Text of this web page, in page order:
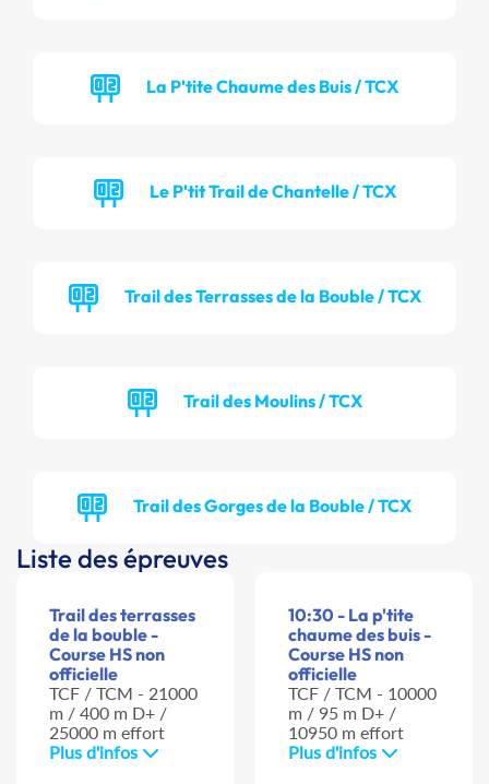
La P'tite Chaume des Buis / TCX
Le P'tit Trail de Chantelle / TCX
Trail des Terrasses de la Bouble / TCX
Trail des Moulins / TCX
Trail des Gorges de la Bouble / TCX
Liste des épreuves
Trail des terrasses
de la bouble -
Course HS non
officielle
TCF / TCM - 21000
m / 400 m D+ /
25000 m effort
Plus d'infos
10:30 - La p'tite
chaume des buis -
Course HS non
officielle
TCF / TCM - 10000
m / 95 m D+ /
10950 m effort
Plus d'infos